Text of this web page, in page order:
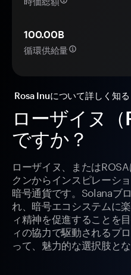
ローザイヌ
ですか？
ローザイヌ、または
クンからインスピレーシ
暗号通貨です。Solanaブ
れ、暗号エコシステムに
ィ精神を促進することを
ィの協力で駆動されるプ
って、魅力的な選択肢とな
100.00B
循環供給量
Rosa Inuについて詳しく知る